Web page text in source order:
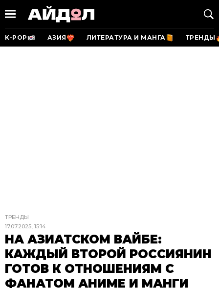
K-POP АЗИЯ ЛИТЕРАТУРА И МАНГА ТРЕНДЫ
ТРЕНДЫ
17.07.2025, 15:14
НА АЗИАТСКОМ ВАЙБЕ:
КАЖДЫЙ ВТОРОЙ РОССИЯНИН
ГОТОВ К ОТНОШЕНИЯМ С
ФАНАТОМ АНИМЕ И МАНГИ